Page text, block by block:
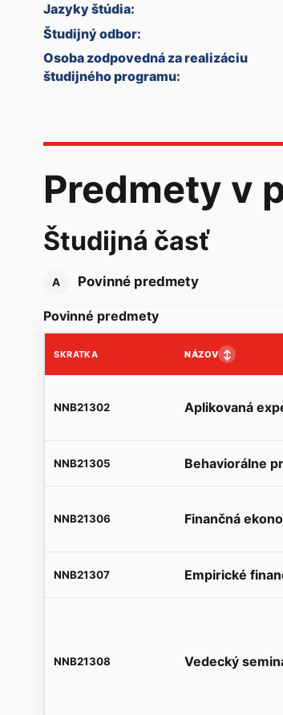
Jazyky štúdia:
Študijný odbor:
Osoba zodpovedná za realizáciu
študijného programu:
Predmety v
Študijná časť
A Povinné predmety
Povinné predmety
SKRATKA NÁZOV ↕
NNB21302 Aplikovaná
NNB21305 Behaviorálne
NNB21306 Finančná
NNB21307 Empirické
NNB21308 Vedecký